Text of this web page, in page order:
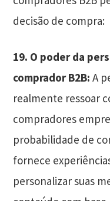
decisão de compra:
19. O poder da
comprador B2B: A
realmente ressoar
compradores
probabilidade de
fornece
personalizar suas